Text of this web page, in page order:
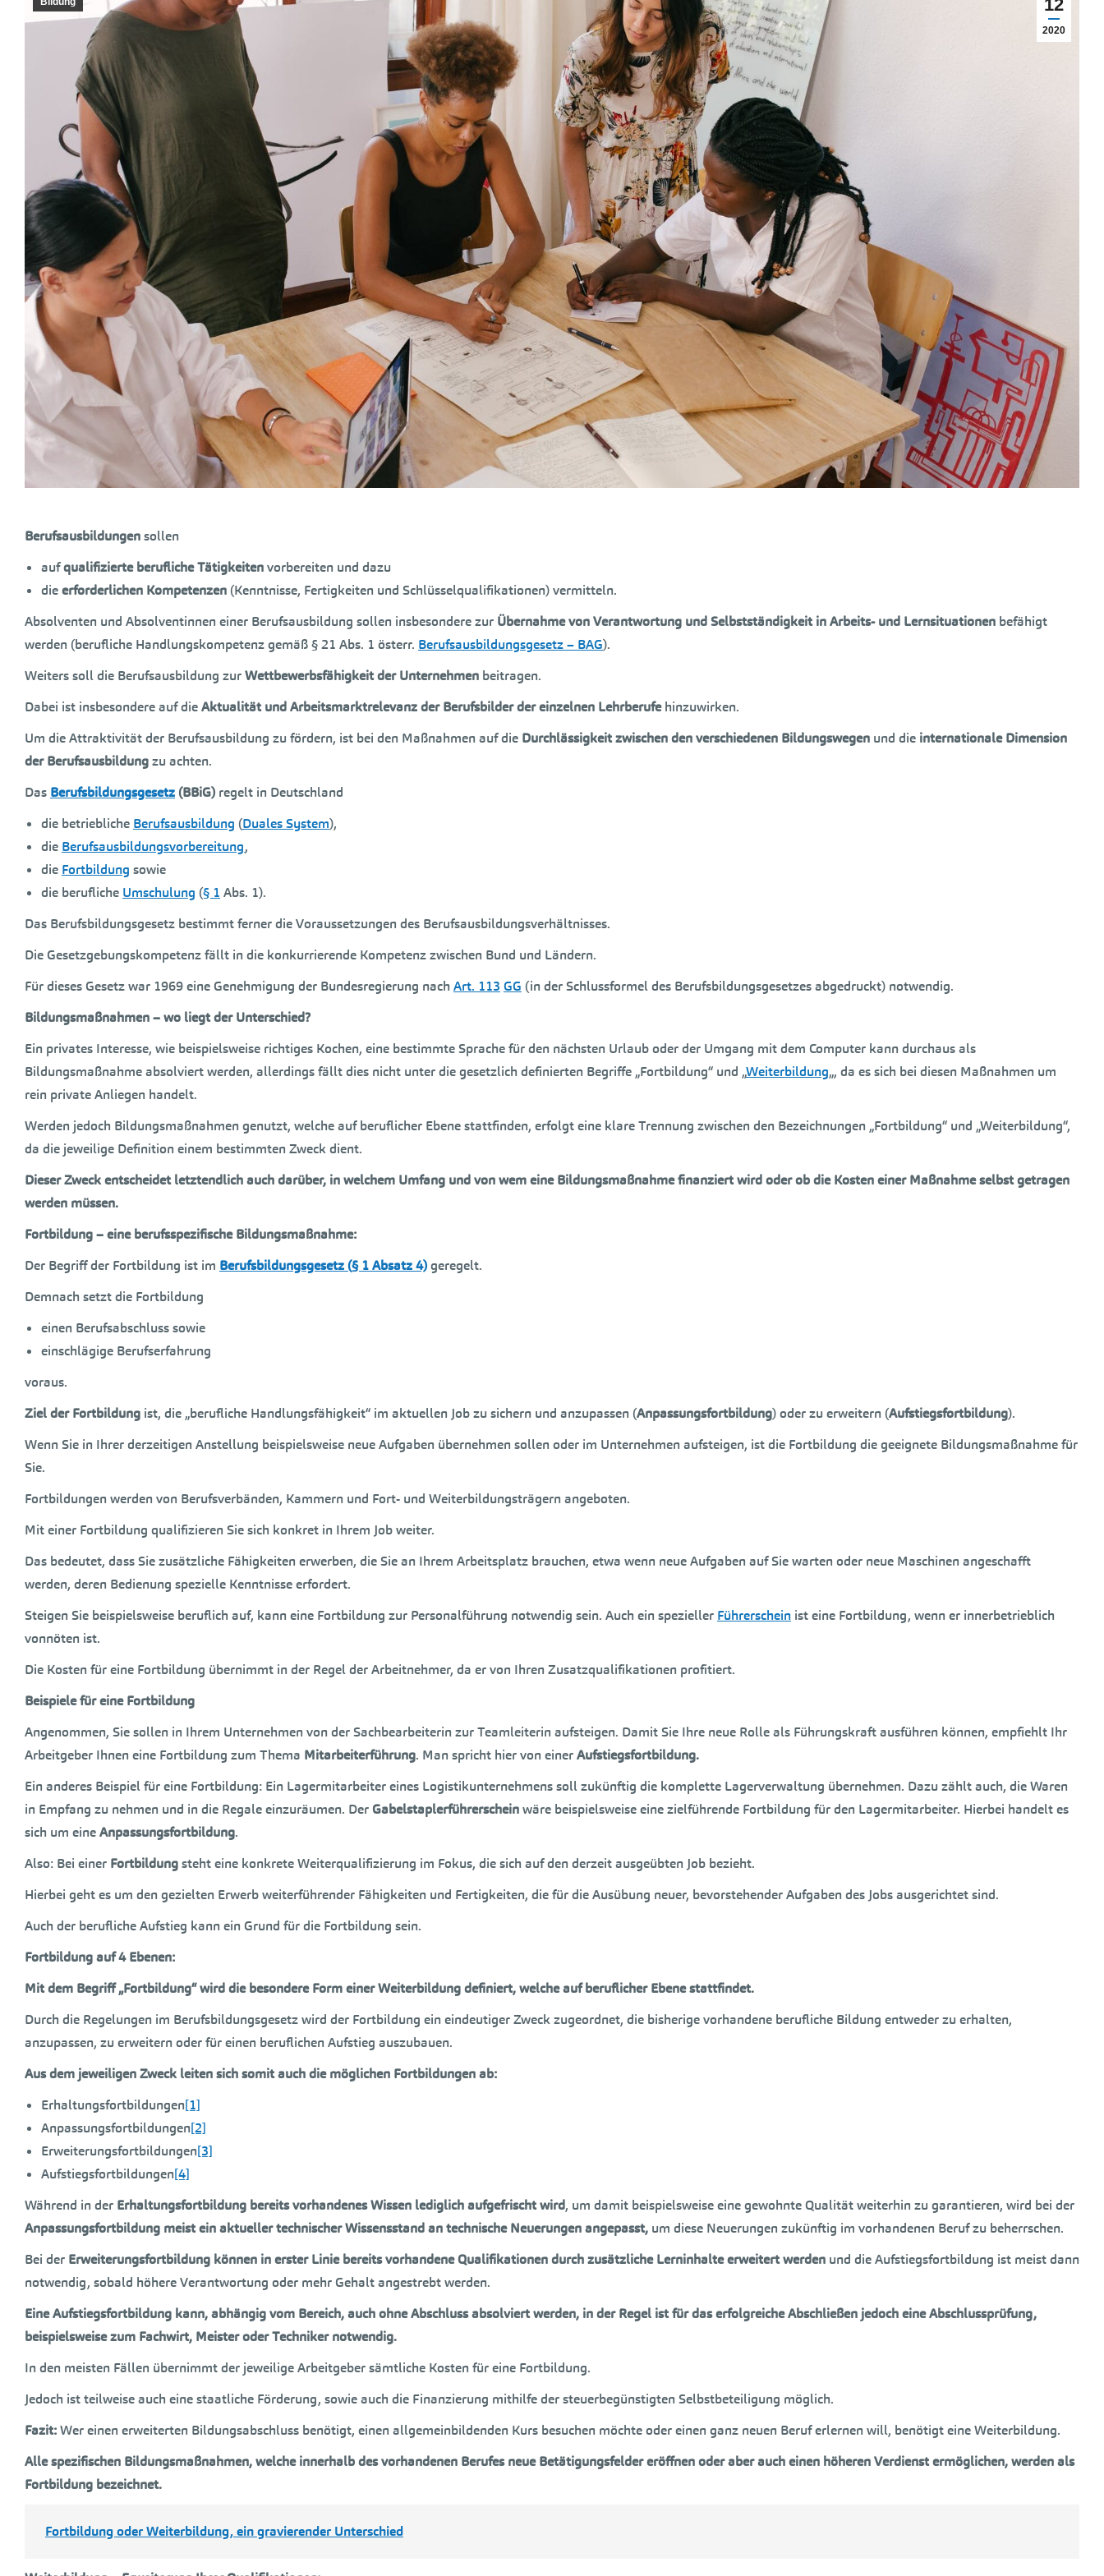
12
2020
Berufsausbildungensollen
aufqualifizierte berufliche Tätigkeitenvorbereiten und dazu
dieerforderlichen Kompetenzen (Kenntnisse, Fertigkeiten und Schlüsselqualifikationen) vermitteln.
Absolventen und Absolventinnen einer Berufsausbildung sollen insbesondere zur Übernahme von Verantwortung und Selbstständigkeit in Arbeits- und Lernsituationen befähigt
werden (berufliche Handlungskompetenz gemäß § 21 Abs. 1 österr. Berufsausbildungsgesetz – BAG).
Weiters soll die Berufsausbildung zurWettbewerbsfähigkeit der Unternehmen beitragen.
Dabei ist insbesondere auf dieAktualität und Arbeitsmarktrelevanz der Berufsbilder der einzelnen Lehrberufehinzuwirken.
Um die Attraktivität der Berufsausbildung zu fördern, ist bei den Maßnahmen auf die Durchlässigkeit zwischen den verschiedenen Bildungswegen und die internationale Dimension
der Berufsausbildungzu achten.
Das Berufsbildungsgesetz (BBiG) regelt in Deutschland
die betriebliche Berufsausbildung (Duales System),
die Berufsausbildungsvorbereitung,
die Fortbildung sowie
die berufliche Umschulung (§ 1 Abs. 1).
Das Berufsbildungsgesetz bestimmt ferner die Voraussetzungen des Berufsausbildungsverhältnisses.
Die Gesetzgebungskompetenz fällt in die konkurrierende Kompetenz zwischen Bund und Ländern.
Für dieses Gesetz war 1969 eine Genehmigung der Bundesregierung nach Art. 113 GG (in der Schlussformel des Berufsbildungsgesetzes abgedruckt) notwendig.
Bildungsmaßnahmen – wo liegt der Unterschied?
Ein privates Interesse, wie beispielsweise richtiges Kochen, eine bestimmte Sprache für den nächsten Urlaub oder der Umgang mit dem Computer kann durchaus als
Bildungsmaßnahme absolviert werden, allerdings fällt dies nicht unter die gesetzlich definierten Begriffe „Fortbildung“ und „Weiterbildung„, da es sich bei diesen Maßnahmen um
rein private Anliegen handelt.
Werden jedoch Bildungsmaßnahmen genutzt, welche auf beruflicher Ebene stattfinden, erfolgt eine klare Trennung zwischen den Bezeichnungen „Fortbildung“ und „Weiterbildung“,
da die jeweilige Definition einem bestimmten Zweck dient.
Dieser Zweck entscheidet letztendlich auch darüber, in welchem Umfang und von wem eine Bildungsmaßnahme finanziert wird oder ob die Kosten einer Maßnahme selbst getragen
werden müssen.
Fortbildung – eine berufsspezifische Bildungsmaßnahme:
Der Begriff der Fortbildung ist im Berufsbildungsgesetz (§ 1 Absatz 4)geregelt.
Demnach setzt die Fortbildung
einen Berufsabschluss sowie
einschlägige Berufserfahrung
voraus.
Ziel der Fortbildung ist, die „berufliche Handlungsfähigkeit“ im aktuellen Job zu sichern und anzupassen (Anpassungsfortbildung) oder zu erweitern (Aufstiegsfortbildung).
Wenn Sie in Ihrer derzeitigen Anstellung beispielsweise neue Aufgaben übernehmen sollen oder im Unternehmen aufsteigen, ist die Fortbildung die geeignete Bildungsmaßnahme für
Sie.
Fortbildungen werden von Berufsverbänden, Kammern und Fort- und Weiterbildungsträgern angeboten.
Mit einer Fortbildung qualifizieren Sie sich konkret in Ihrem Job weiter.
Das bedeutet, dass Sie zusätzliche Fähigkeiten erwerben, die Sie an Ihrem Arbeitsplatz brauchen, etwa wenn neue Aufgaben auf Sie warten oder neue Maschinen angeschafft
werden, deren Bedienung spezielle Kenntnisse erfordert.
Steigen Sie beispielsweise beruflich auf, kann eine Fortbildung zur Personalführung notwendig sein. Auch ein spezieller Führerschein ist eine Fortbildung, wenn er innerbetrieblich
vonnöten ist.
Die Kosten für eine Fortbildung übernimmt in der Regel der Arbeitnehmer, da er von Ihren Zusatzqualifikationen profitiert.
Beispiele für eine Fortbildung
Angenommen, Sie sollen in Ihrem Unternehmen von der Sachbearbeiterin zur Teamleiterin aufsteigen. Damit Sie Ihre neue Rolle als Führungskraft ausführen können, empfiehlt Ihr
Arbeitgeber Ihnen eine Fortbildung zum Thema Mitarbeiterführung. Man spricht hier von einerAufstiegsfortbildung.
Ein anderes Beispiel für eine Fortbildung: Ein Lagermitarbeiter eines Logistikunternehmens soll zukünftig die komplette Lagerverwaltung übernehmen. Dazu zählt auch, die Waren
in Empfang zu nehmen und in die Regale einzuräumen. Der Gabelstaplerführerscheinwäre beispielsweise eine zielführende Fortbildung für den Lagermitarbeiter. Hierbei handelt es
sich um eineAnpassungsfortbildung.
Also: Bei einer Fortbildungsteht eine konkrete Weiterqualifizierung im Fokus, die sich auf den derzeit ausgeübten Job bezieht.
Hierbei geht es um den gezielten Erwerb weiterführender Fähigkeiten und Fertigkeiten, die für die Ausübung neuer, bevorstehender Aufgaben des Jobs ausgerichtet sind.
Auch der berufliche Aufstieg kann ein Grund für die Fortbildung sein.
Fortbildung auf 4 Ebenen:
Mit dem Begriff „Fortbildung“ wird die besondere Form einer Weiterbildung definiert, welche auf beruflicher Ebene stattfindet.
Durch die Regelungen im Berufsbildungsgesetz wird der Fortbildung ein eindeutiger Zweck zugeordnet, die bisherige vorhandene berufliche Bildung entweder zu erhalten,
anzupassen, zu erweitern oder für einen beruflichen Aufstieg auszubauen.
Aus dem jeweiligen Zweck leiten sich somit auch die möglichen Fortbildungen ab:
Erhaltungsfortbildungen[1]
Anpassungsfortbildungen[2]
Erweiterungsfortbildungen[3]
Aufstiegsfortbildungen[4]
Während in der Erhaltungsfortbildung bereits vorhandenes Wissen lediglich aufgefrischt wird, um damit beispielsweise eine gewohnte Qualität weiterhin zu garantieren, wird bei der
Anpassungsfortbildung meist ein aktueller technischer Wissensstand an technische Neuerungen angepasst, um diese Neuerungen zukünftig im vorhandenen Beruf zu beherrschen.
Bei der Erweiterungsfortbildung können in erster Linie bereits vorhandene Qualifikationen durch zusätzliche Lerninhalte erweitert werden und die Aufstiegsfortbildung ist meist dann
notwendig, sobald höhere Verantwortung oder mehr Gehalt angestrebt werden.
Eine Aufstiegsfortbildung kann, abhängig vom Bereich, auch ohne Abschluss absolviert werden, in der Regel ist für das erfolgreiche Abschließen jedoch eine Abschlussprüfung,
beispielsweise zum Fachwirt, Meister oder Techniker notwendig.
In den meisten Fällen übernimmt der jeweilige Arbeitgeber sämtliche Kosten für eine Fortbildung.
Jedoch ist teilweise auch eine staatliche Förderung, sowie auch die Finanzierung mithilfe der steuerbegünstigten Selbstbeteiligung möglich.
Fazit:Wer einen erweiterten Bildungsabschluss benötigt, einen allgemeinbildenden Kurs besuchen möchte oder einen ganz neuen Beruf erlernen will, benötigt eine Weiterbildung.
Alle spezifischen Bildungsmaßnahmen, welche innerhalb des vorhandenen Berufes neue Betätigungsfelder eröffnen oder aber auch einen höheren Verdienst ermöglichen, werden als
Fortbildung bezeichnet.
Fortbildung oder Weiterbildung, ein gravierender Unterschied